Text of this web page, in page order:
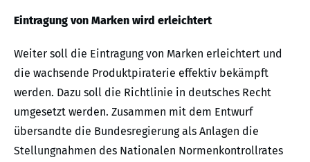
Eintragung von Marken wird erleichtert
Weiter soll die Eintragung von Marken erleichtert und
die wachsende Produktpiraterie effektiv bekämpft
werden. Dazu soll die Richtlinie in deutsches Recht
umgesetzt werden. Zusammen mit dem Entwurf
übersandte die Bundesregierung als Anlagen die
Stellungnahmen des Nationalen Normenkontrollrates